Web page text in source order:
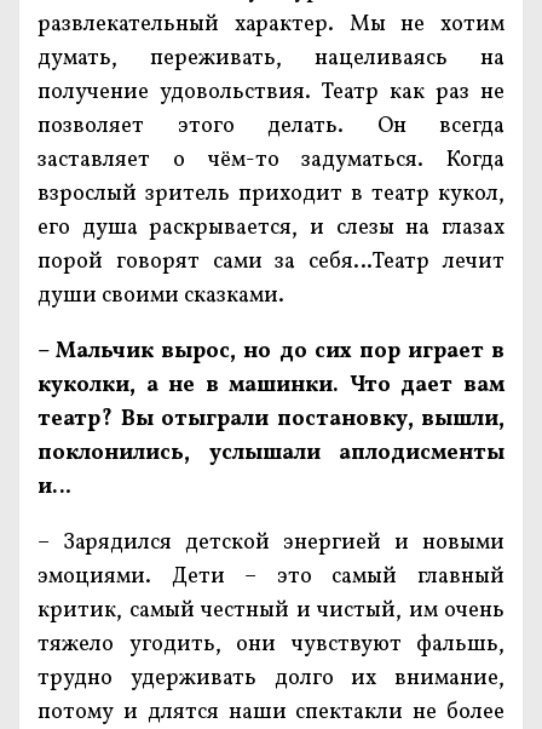
развлекательный характер. Мы не хотим
думать, переживать, нацеливаясь на
получение удовольствия. Театр как раз не
позволяет этого делать. Он всегда
заставляет о чём-то задуматься. Когда
взрослый зритель приходит в театр кукол,
его душа раскрывается, и слезы на глазах
порой говорят сами за себя…Театр лечит
души своими сказками.
– Мальчик вырос, но до сих пор играет в
куколки, а не в машинки. Что дает вам
театр? Вы отыграли постановку, вышли,
поклонились, услышали аплодисменты
и...
– Зарядился детской энергией и новыми
эмоциями. Дети – это самый главный
критик, самый честный и чистый, им очень
тяжело угодить, они чувствуют фальшь,
трудно удерживать долго их внимание,
потому и длятся наши спектакли не более